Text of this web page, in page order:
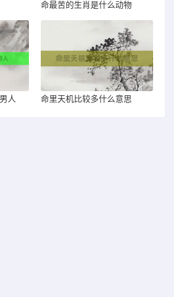
命最苦的生肖是什么动物
人 命里天机比较多什么意思